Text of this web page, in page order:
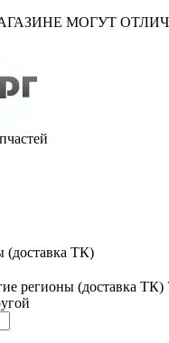
МОГУТ
(доставка ТК)
регионы (доставка ТК)